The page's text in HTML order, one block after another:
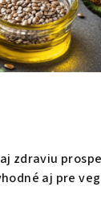
zdraviu
aj pre